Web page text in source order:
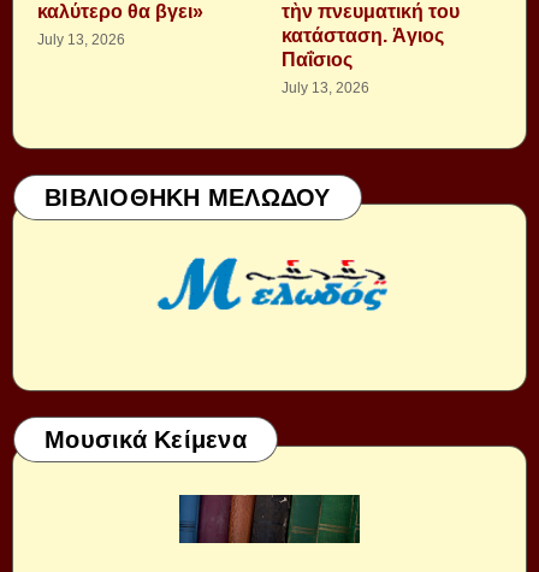
καλύτερο θα βγει»
July 13, 2026
τὴν πνευματική του
κατάσταση. Ἁγιος
Παΐσιος
July 13, 2026
ΒΙΒΛΙΟΘΗΚΗ ΜΕΛΩΔΟΥ
Μουσικά Κείμενα